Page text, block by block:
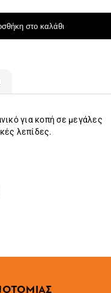
στο καλάθι
για κοπή σε μεγάλες
λεπίδες.